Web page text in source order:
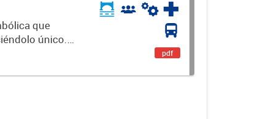
que
único.
pdf